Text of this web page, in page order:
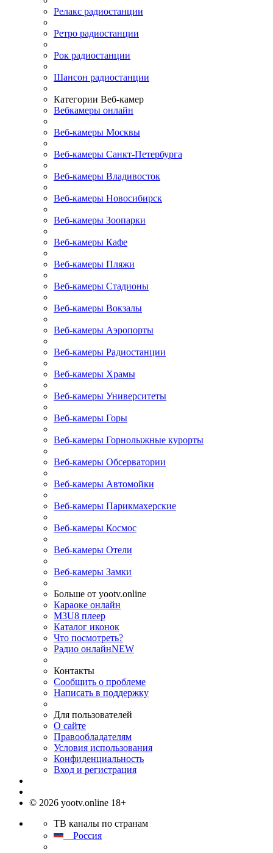
Релакс радиостанции
Ретро радиостанции
Рок радиостанции
Шансон радиостанции
Категории Веб-камер
Вебкамеры онлайн
Веб-камеры Москвы
Веб-камеры Санкт-Петербурга
Веб-камеры Владивосток
Веб-камеры Новосибирск
Веб-камеры Зоопарки
Веб-камеры Кафе
Веб-камеры Пляжи
Веб-камеры Стадионы
Веб-камеры Вокзалы
Веб-камеры Аэропорты
Веб-камеры Радиостанции
Веб-камеры Храмы
Веб-камеры Университеты
Веб-камеры Горы
Веб-камеры Горнолыжные курорты
Веб-камеры Обсерватории
Веб-камеры Автомойки
Веб-камеры Парикмахерские
Веб-камеры Космос
Веб-камеры Отели
Веб-камеры Замки
Больше от yootv.online
Караоке онлайн
M3U8 плеер
Каталог иконок
Что посмотреть?
Радио онлайнNEW
Контакты
Сообщить о проблеме
Написать в поддержку
Для пользователей
О сайте
Правообладателям
Условия использования
Конфиденциальность
Вход и регистрация
© 2026 yootv.online 18+
ТВ каналы по странам
Россия